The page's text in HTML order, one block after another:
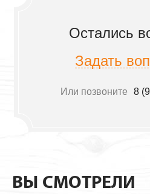
Остались
Задать
Или позвоните 8
ВЫ СМОТРЕЛИ